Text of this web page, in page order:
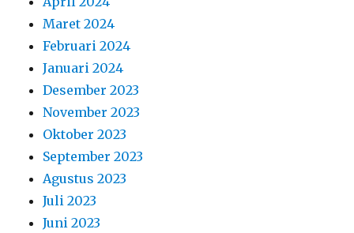
Maret 2024
Februari 2024
Januari 2024
Desember 2023
November 2023
Oktober 2023
September 2023
Agustus 2023
Juli 2023
Juni 2023